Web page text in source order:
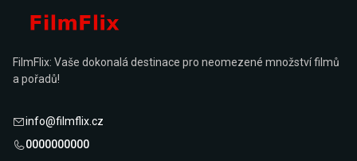
FilmFlix: Vaše dokonalá destinace pro neomezené množství filmů
a pořadů!
info@filmflix.cz
0000000000